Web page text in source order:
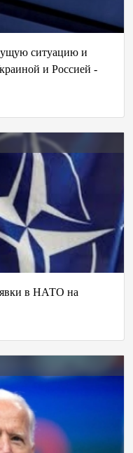
ситуацию и
и Россией -
в НАТО на